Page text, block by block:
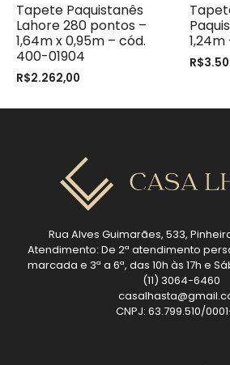
Tapete Paquistanês
Lahore 280 pontos –
1,64m x 0,95m – cód.
400-01904
R$2.262,00
R$
Rua Alves Guimarães, 533,
Atendimento: De 2ª atendimento
marcada e 3ª a 6ª, das 10h às 17h e
(11) 3064-6460
CNPJ: 63.799.510/